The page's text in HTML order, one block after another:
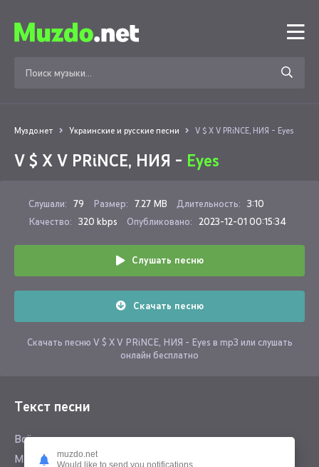
Муздо.нет Украинские и русские песни V $ X V PRiNCE, НИЯ - Eyes
V $ X V PRiNCE, НИЯ - Eyes
Слушали: 79 Размер: 7.27 MB Длительность: 3:10
Качество: 320 kbps Опубликовано: 2023-12-01 00:15:34
Слушать песню
Скачать песню
Скачать песню V $ X V PRiNCE, НИЯ - Eyes в mp3 или слушать
онлайн бесплатно
Текст песни
Всё неправильно
Между нами что-то не то
muzdo.net
Would like to send you notifications